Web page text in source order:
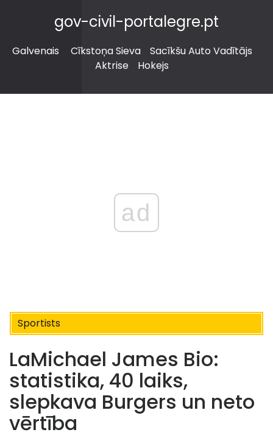
gov-civil-portalegre.pt
Galvenais Cīkstoņa Sieva
Sacīkšu Auto Vadītājs
Aktrise
Hokejs
ad
Sportists
LaMichael James Bio:
statistika, 40 laiks,
slepkava Burgers un neto
vērtība